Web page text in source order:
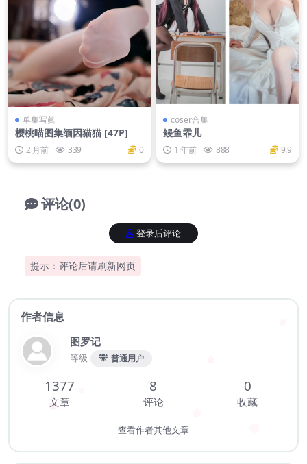
单集写眞
樱桃喵图集缅因猫猫 [47P]
2 月前 339 0
coser合集
鳗鱼霏儿
1 年前 888 9.9
评论(0)
提示：评论后请刷新网页
登录后评论
作者信息
图罗记
等级 普通用户
1377
文章
8
评论
0
收藏
查看作者其他文章